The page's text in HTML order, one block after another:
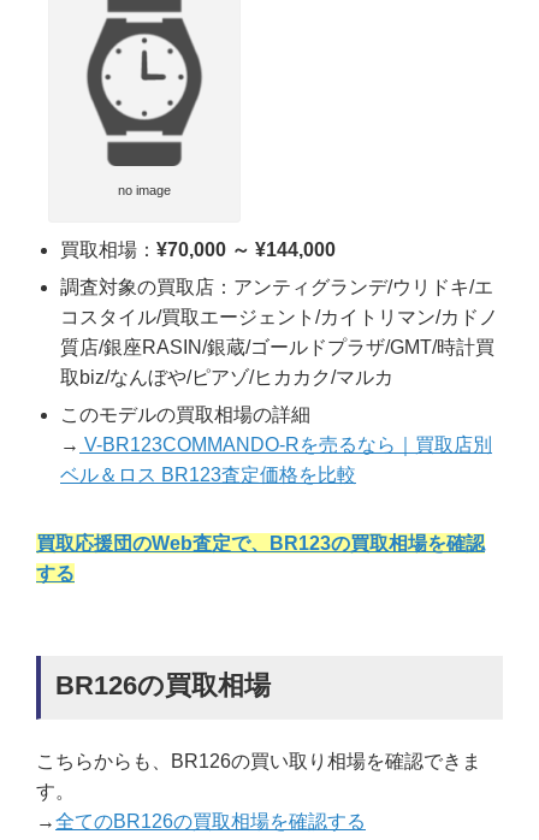
no image
買取相場： ¥70,000 ～ ¥144,000
調査対象の買取店：アンティグランデ/ウリドキ/エ
コスタイル/買取エージェント/カイトリマン/カドノ
質店/銀座RASIN/銀蔵/ゴールドプラザ/GMT/時計買
取biz/なんぼや/ピアゾ/ヒカカク/マルカ
このモデルの買取相場の詳細
→ V-BR123COMMANDO-Rを売るなら｜買取店別
ベル＆ロス BR123査定価格を比較
買取応援団のWeb査定で、BR123の買取相場を確認
する
BR126の買取相場
こちらからも、BR126の買い取り相場を確認できま
す。
→全てのBR126の買取相場を確認する